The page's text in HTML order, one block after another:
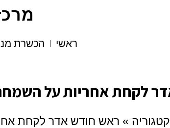
מרכז
ראשי הכשרת
לקחת אחריות על
» ראש חודש אדר לקחת